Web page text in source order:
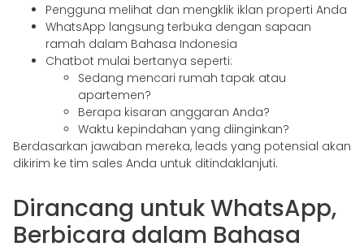
Pengguna melihat dan mengklik iklan properti Anda
WhatsApp langsung terbuka dengan sapaan
ramah dalam Bahasa Indonesia
Chatbot mulai bertanya seperti:
Sedang mencari rumah tapak atau
apartemen?
Berapa kisaran anggaran Anda?
Waktu kepindahan yang diinginkan?
Berdasarkan jawaban mereka, leads yang potensial akan
dikirim ke tim sales Anda untuk ditindaklanjuti.
Dirancang untuk WhatsApp,
Berbicara dalam Bahasa